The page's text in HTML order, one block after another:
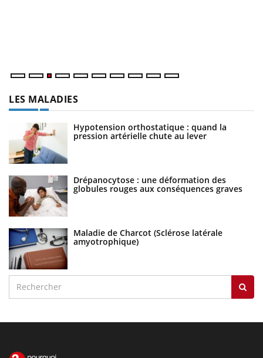
LES MALADIES
Hypotension orthostatique : quand la
pression artérielle chute au lever
Drépanocytose : une déformation des
globules rouges aux conséquences graves
Maladie de Charcot (Sclérose latérale
amyotrophique)